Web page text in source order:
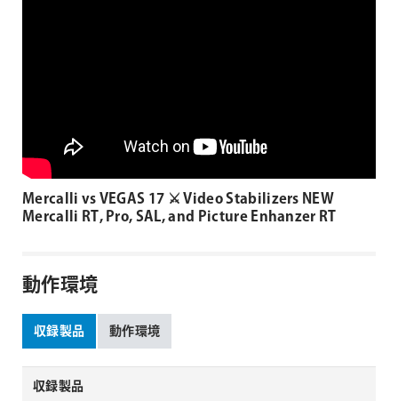
Mercalli vs VEGAS 17 ⚔ Video Stabilizers NEW
Mercalli RT, Pro, SAL, and Picture Enhanzer RT
動作環境
収録製品 動作環境
収録製品